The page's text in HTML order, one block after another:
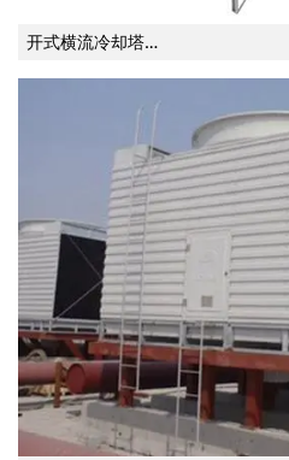
开式横流冷却塔…